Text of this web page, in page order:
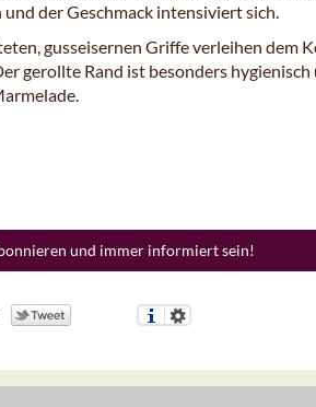
der Geschmack intensiviert sich.
gusseisernen Griffe verleihen dem
gerollte Rand ist besonders
und immer informiert sein!